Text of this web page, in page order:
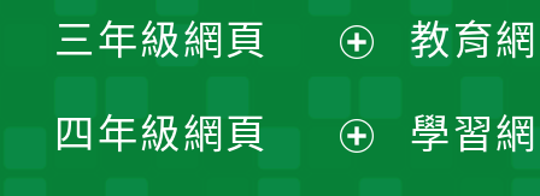
選
單
開
選
三年級網頁
開
四年級網頁
教育
學習